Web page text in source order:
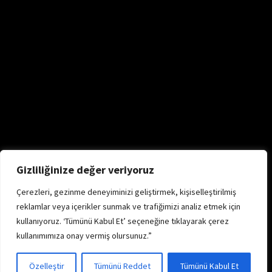
Gizliliğinize değer veriyoruz
Çerezleri, gezinme deneyiminizi geliştirmek, kişiselleştirilmiş
reklamlar veya içerikler sunmak ve trafiğimizi analiz etmek için
kullanıyoruz. ‘Tümünü Kabul Et’ seçeneğine tıklayarak çerez
kullanımımıza onay vermiş olursunuz.”
Özelleştir Tümünü Reddet Tümünü Kabul Et